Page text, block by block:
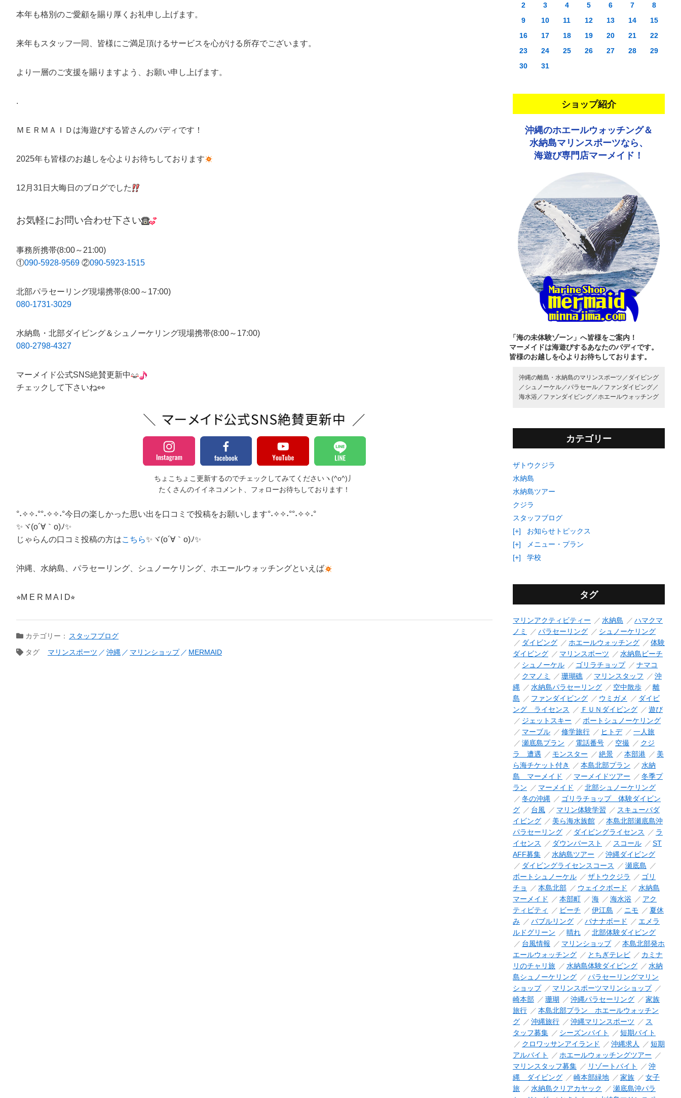
本年も格別のご愛顧を賜り厚くお礼申し上げます。
来年もスタッフ一同、皆様にご満足頂けるサービスを心がける所存でございます。
より一層のご支援を賜りますよう、お願い申し上げます。
.
ＭＥＲＭＡＩＤは海遊びする皆さんのバディです！
2025年も皆様のお越しを心よりお待ちしております
12月31日大晦日のブログでした
お気軽にお問い合わせ下さい
事務所携帯(8:00～21:00)
①090-5928-9569 ②090-5923-1515
北部パラセーリング現場携帯(8:00～17:00)
080-1731-3029
水納島・北部ダイビング＆シュノーケリング現場携帯(8:00～17:00)
080-2798-4327
マーメイド公式SNS絶賛更新中
チェックして下さいね👀
ちょこちょこ更新するのでチェックしてみてくださいヽ(^o^)丿
たくさんのイイネコメント、フォローお待ちしております！
°˖✧✧˖°°˖✧✧˖°今日の楽しかった思い出を口コミで投稿をお願いします°˖✧✧˖°°˖✧✧˖°
✨ヾ(o´∀｀o)ﾉ✨
じゃらんの口コミ投稿の方はこちら✨ヾ(o´∀｀o)ﾉ✨
沖縄、水納島、パラセーリング、シュノーケリング、ホエールウォッチングといえば
⭐︎M E R M A I D⭐︎
カテゴリー：
スタッフブログ
タグ
マリンスポーツ 沖縄 マリンショップ MERMAID
2
3 4 5 6 7
8
9
10 11 12 13 14
15
16
17 18 19 20 21
22
23
24 25 26 27 28
29
30
31
ショップ紹介
沖縄のホエールウォッチング＆
水納島マリンスポーツなら、
海遊び専門店マーメイド！
「海の未体験ゾーン」へ皆様をご案内！
マーメイドは海遊びするあなたのバディです。
皆様のお越しを心よりお待ちしております。
沖縄の離島・水納島のマリンスポーツ／ ダイビング
／ シュノーケル／ パラセール／ ファンダイビング／
海水浴／ ファンダイビング／ ホエールウォッチング
カテゴリー
ザトウクジラ
水納島
水納島ツアー
クジラ
スタッフブログ
[+]
お知らせトピックス
[+]
メニュー・プラン
[+]
学校
タグ
マリンアクティビティー 水納島
ハマクマ
ノミ
パラセーリング
シュノーケリング
ダイビング
ホエールウォッチング
体験
ダイビング
マリンスポーツ
水納島ビーチ
シュノーケル
ゴリラチョップ
ナマコ
クマノミ
珊瑚礁 マリンスタッフ
沖
縄
水納島パラセーリング 空中散歩
離
島
ファンダイビング ウミガメ
ダイビ
ング ライセンス
ＦＵＮダイビング
遊び
ジェットスキー
ボートシュノーケリング
マーブル
修学旅行 ヒトデ
一人旅
瀬底島プラン
電話番号 空撮
クジ
ラ 遭遇
モンスター 絶景 本部港
美
ら海チケット付き
本島北部プラン
水納
島 マーメイド
マーメイドツアー
冬季プ
ラン
マーメイド
北部シュノーケリング
冬の沖縄
ゴリラチョップ 体験ダイビン
グ
台風 マリン体験学習
スキューバダ
イビング
美ら海水族館
本島北部瀬底島沖
パラセーリング
ダイビングライセンス
ラ
イセンス
ダウンバースト スコール
ST
AFF募集
水納島ツアー
沖縄ダイビング
ダイビングライセンスコース
瀬底島
ボートシュノーケル
ザトウクジラ
ゴリ
チョ
本島北部 ウェイクボード
水納島
マーメイド
本部町 海 海水浴
アク
ティビティ
ビーチ 伊江島 ニモ
夏休
み
バブルリング バナナボード
エメラ
ルドグリーン
晴れ
北部体験ダイビング
台風情報
マリンショップ
本島北部発ホ
エールウォッチング
とちぎテレビ
カミナ
リのチャリ旅
水納島体験ダイビング
水納
島シュノーケリング
パラセーリングマリン
ショップ
マリンスポーツマリンショップ
崎本部
珊瑚 沖縄パラセーリング
家族
旅行
本島北部プラン ホエールウォッチン
グ
沖縄旅行 沖縄マリンスポーツ
ス
タッフ募集
シーズンバイト
短期バイト
クロワッサンアイランド
沖縄求人
短期
アルバイト
ホエールウォッチングツアー
マリンスタッフ募集
リゾートバイト
沖
縄 ダイビング
崎本部緑地 家族
女子
旅
水納島クリアカヤック
瀬底島沖パラ